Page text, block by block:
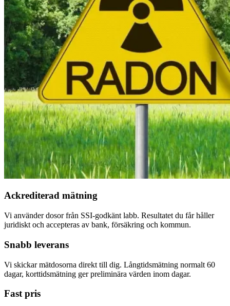
Ackrediterad mätning
Vi använder dosor från SSI-godkänt labb. Resultatet du får håller
juridiskt och accepteras av bank, försäkring och kommun.
Snabb leverans
Vi skickar mätdosorna direkt till dig. Långtidsmätning normalt 60
dagar, korttidsmätning ger preliminära värden inom dagar.
Fast pris